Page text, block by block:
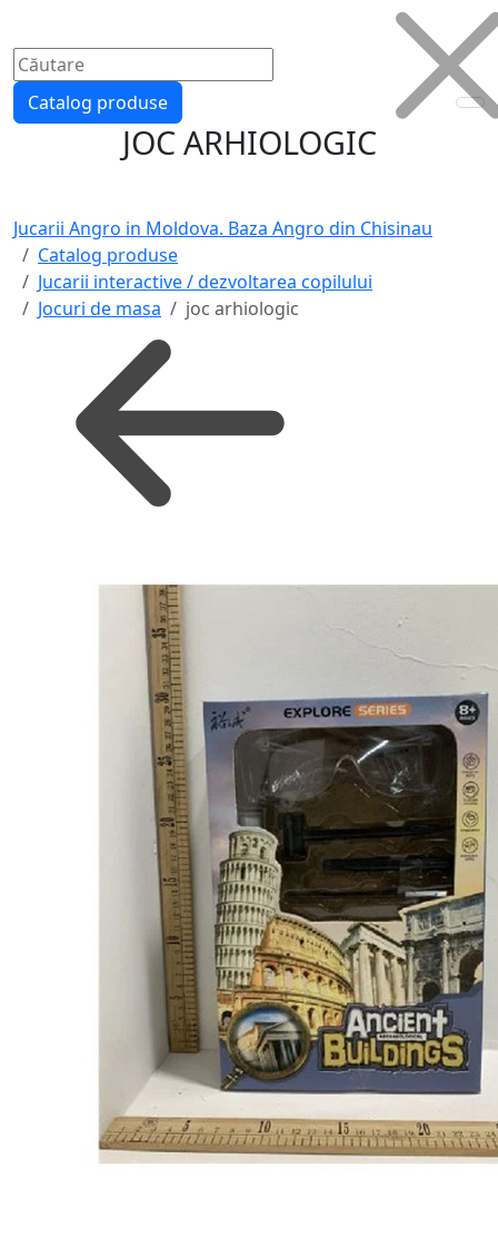
Catalog produse
JOC ARHIOLOGIC
Jucarii Angro in Moldova. Baza Angro din Chisinau
Catalog produse
Jucarii interactive / dezvoltarea copilului
Jocuri de masa
joc arhiologic